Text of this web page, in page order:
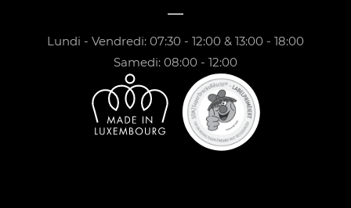
Lundi - Vendredi: 07:30 - 12:00 & 13:00 - 18:00
Samedi: 08:00 - 12:00